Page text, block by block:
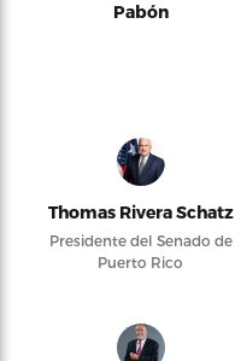
Pabón
Thomas Rivera Schatz
Presidente del Senado de
Puerto Rico